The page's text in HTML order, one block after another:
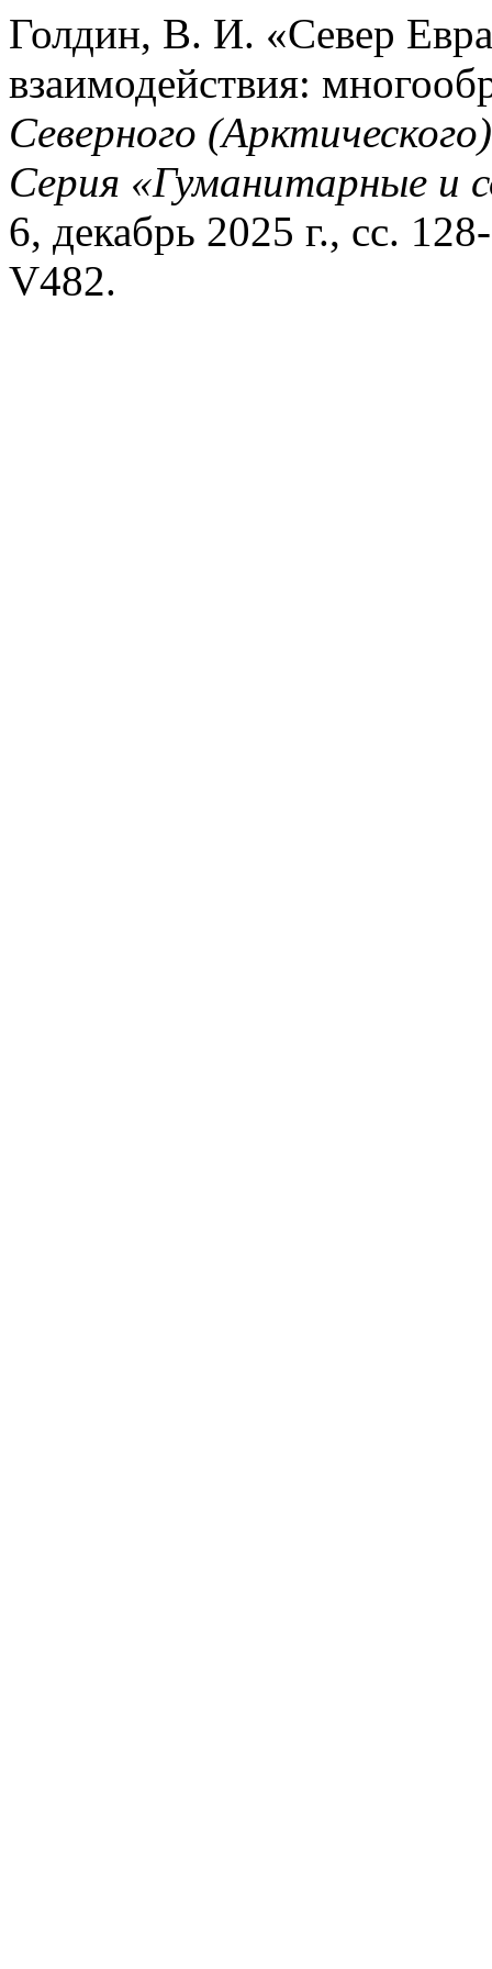
Голдин, В. И. «Север
взаимодействия:
Северного
Серия «Гуманитарные и
6, декабрь 2025 г., сс.
V482.